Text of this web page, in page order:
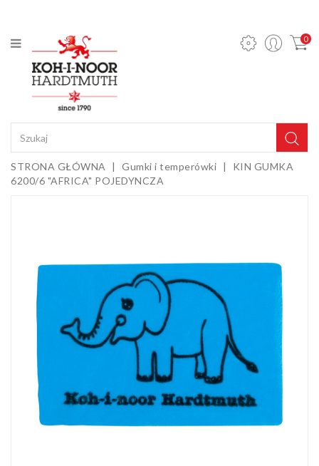
Ołówki
mechaniczne
i wkłady
Ołówki
grafitowe
Kredki
Pastele,
media i
dodatki
Sztalugi i
podobrazia
Bloki,
Kolorowanki
Poradniki
do nauki
rysunku
0
STRONA GŁÓWNA Gumki i temperówki
KIN GUMKA
6200/6 "AFRICA" POJEDYNCZA